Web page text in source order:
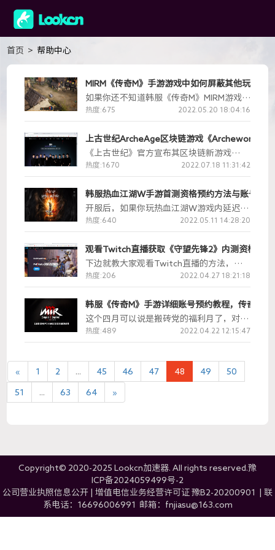
首页 > 帮助中心
MIRM《传奇M》手游游戏中如何屏蔽其他玩家？
如果你还不知道韩服《传奇M》MIRM游戏如
何下载，不知道怎么才能玩到传奇M，那么
可以下载Lookcn加速器，Lookcn加速器不
但支持低延迟玩传奇M，而且还有全面的游
戏攻略。如果你想要玩外服游戏，那就快来
试试吧！而且Lookcn加速器还支持游戏多
热度:675 2022.05.20 18:04:16
上古世纪ArcheAge区块链游戏《Archeworld》
《上古世纪》官方宣布其区块链新游戏
《Archeworld》上古世界，将于近期上
线，目前游戏以开放注册功能，下边就教大
家游戏账号注册的方法。而Lookcn加速器
已经支持《Archeworld》上古世界的游戏
加速与下载，可以让小伙伴们第一时间玩上
热度:1670 2022.07.18 11:31:42
韩服热血江湖W手游首测资格预约方法与账号注
开服后，如果你玩热血江湖W游戏内延迟高
卡顿，可以试试Lookcn加速器，Lookcn目
前已经对游戏网络做了深度优化，可以让你
低延迟不卡顿的轻松玩韩服热血江湖W手
游。
热度:640 2022.05.11 14:28:20
观看Twitch直播获取《守望先锋2》内测资格教
下边就教大家观看Twitch直播的方法，首
先，在Lookcn加速器游戏库中搜索
Twitch，并启动加速，加速成功后打开
Twitch 官网，登录自己的账号后，点击右
上角头像，选择设置， 点击连接， 然后选
择战网，登录自己的国际服账号绑定下。然
热度:206 2022.04.27 18:21:18
韩服《传奇M》手游详细账号预约教程，传奇M
这个四月可以说是搬砖党的福利月了，对于
传奇4的小伙伴来说，有一个好消息！ 就在
昨天，娱美德旗下的MMORPG手游《传奇
月21日开始了预约。
热度:489 2022.04.22 12:15:47
« 1 2 ... 45 46 47 48 49 50
51 ... 63 64 »
Copyright© 2020-2025 Lookcn加速器. All rights reserved.豫
ICP备2024059499号-2
公司营业执照信息公开
增值电信业务经营许可证 豫B2-20200901
联
系电话：16696006991 邮箱：fnjiasu@163.com